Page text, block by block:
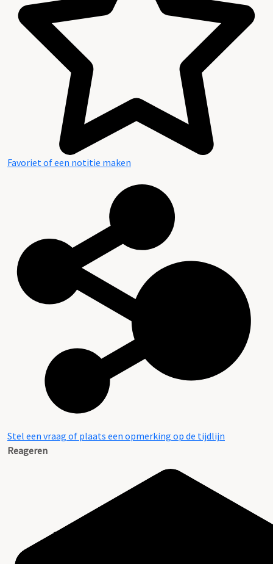
Favoriet of een notitie maken
Stel een vraag of plaats een opmerking op de tijdlijn
Reageren